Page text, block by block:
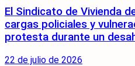
El Sindicato de Vivienda
cargas policiales y
protesta durante un
22 de julio de 2026